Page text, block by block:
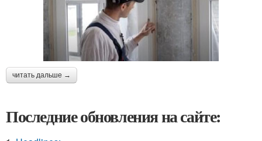
читать дальше →
Последние обновления на сайте: